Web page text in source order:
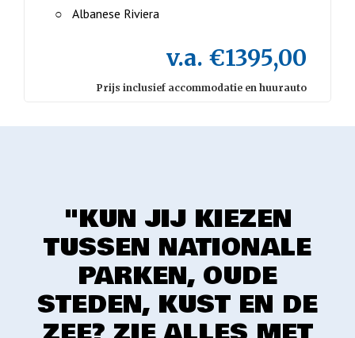
Albanese Riviera
v.a. €1395,00
Prijs inclusief accommodatie en huurauto
"KUN JIJ KIEZEN
TUSSEN NATIONALE
PARKEN, OUDE
STEDEN, KUST EN DE